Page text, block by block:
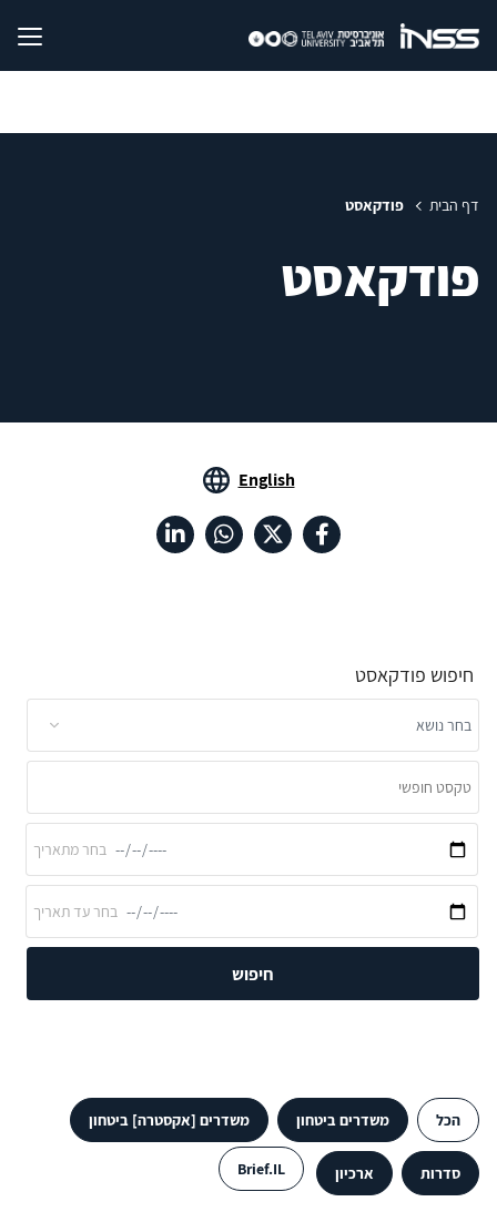
דף הבית פודקאסט
פודקאסט
English
חיפוש פודקאסט
חיפוש
הכל משדרים ביטחון משדרים [אקסטרה] ביטחון
סדרות ארכיון Brief.IL